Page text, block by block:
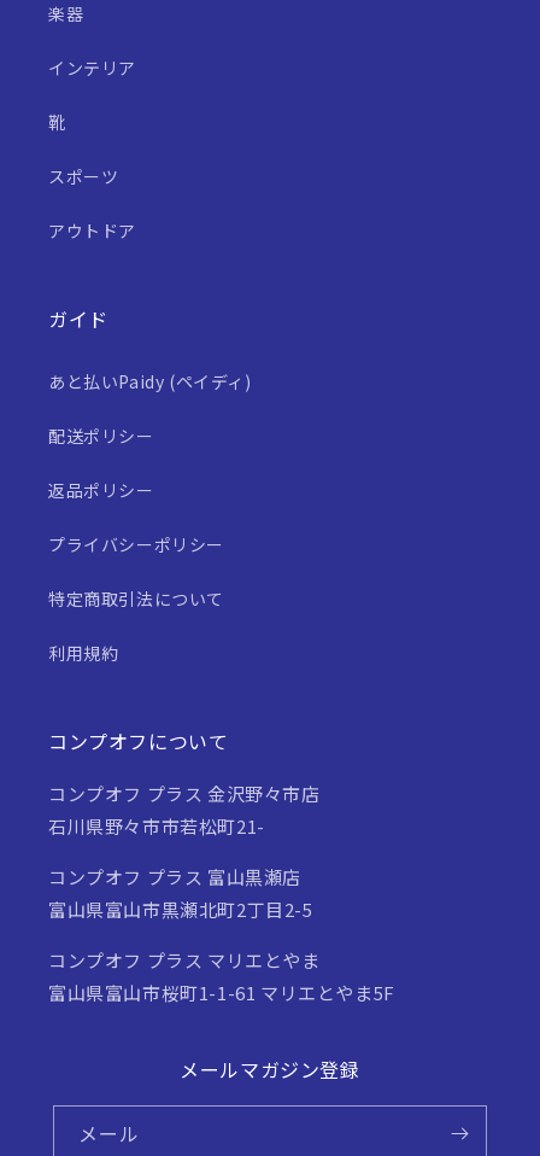
楽器
インテリア
靴
スポーツ
アウトドア
ガイド
あと払いPaidy (ペイディ)
配送ポリシー
返品ポリシー
プライバシーポリシー
特定商取引法について
利用規約
コンプオフについて
コンプオフ プラス 金沢野々市店
石川県野々市市若松町21-
コンプオフ プラス 富山黒瀬店
富山県富山市黒瀬北町2丁目2-5
コンプオフ プラス マリエとやま
富山県富山市桜町1-1-61 マリエとやま5F
メールマガジン登録
メール